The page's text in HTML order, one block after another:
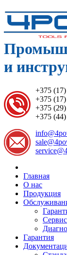
и
+375
+375
+375
+375
Главная
О нас
Продукция
Гарантия